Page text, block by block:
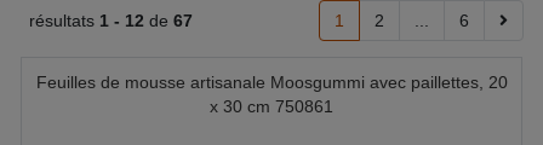
résultats 1 - 12 de 67 1 2 6
Feuilles de mousse artisanale Moosgummi avec paillettes, 20
x 30 cm 750861